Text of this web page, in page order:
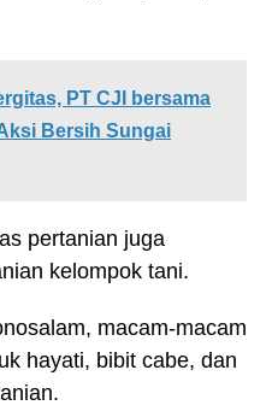
PT CJI bersama
Bersih Sungai
pertanian juga
kelompok tani.
macam-macam
hayati, bibit cabe, dan